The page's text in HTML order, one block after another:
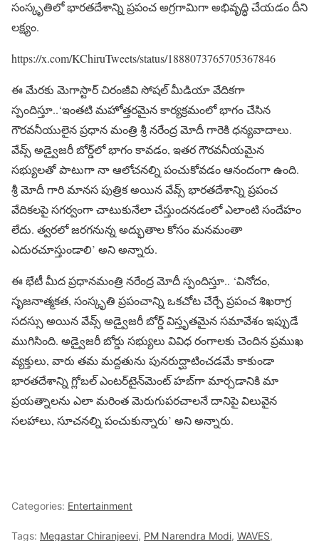
సంస్కృతిలో భారతదేశాన్ని ప్రపంచ అగ్రగామిగా అభివృద్ధి చేయడం దీని
లక్ష్యం.
https://x.com/KChiruTweets/status/1888073765705367846
ఈ మేరకు మెగాస్టార్ చిరంజీవి సోషల్ మీడియా వేదికగా
స్పందిస్తూ..‘ఇంతటి మహోత్తరమైన కార్యక్రమంలో భాగం చేసిన
గౌరవనీయులైన ప్రధాన మంత్రి శ్రీ నరేంద్ర మోదీ గారెకి ధన్యవాదాలు.
వేవ్స్ అడ్వైజరీ బోర్డ్‌లో భాగం కావడం, ఇతర గౌరవనీయమైన
సభ్యులతో పాటుగా నా ఆలోచనల్ని పంచుకోవడం ఆనందంగా ఉంది.
శ్రీ మోదీ గారి మానస పుత్రిక అయిన వేవ్స్ భారతదేశాన్ని ప్రపంచ
వేదికలపై సగర్వంగా చాటుకునేలా చేస్తుందనడంలో ఎలాంటి సందేహం
లేదు. త్వరలో జరగనున్న అద్భుతాల కోసం మనమంతా
ఎదురచూస్తుండాలి’ అని అన్నారు.
ఈ భేటీ మీద ప్రధానమంత్రి నరేంద్ర మోదీ స్పందిస్తూ.. ‘వినోదం,
సృజనాత్మకత, సంస్కృతి ప్రపంచాన్ని ఒకచోట చేర్చే ప్రపంచ శిఖరాగ్ర
సదస్సు అయిన వేవ్స్ అడ్వైజరీ బోర్డ్ విస్తృతమైన సమావేశం ఇప్పుడే
ముగిసింది. అడ్వైజరీ బోర్డు సభ్యులు వివిధ రంగాలకు చెందిన ప్రముఖ
వ్యక్తులు, వారు తమ మద్దతును పునరుద్ఘాటించడమే కాకుండా
భారతదేశాన్ని గ్లోబల్ ఎంటర్‌టైన్‌మెంట్ హబ్‌గా మార్చడానికి మా
ప్రయత్నాలను ఎలా మరింత మెరుగుపరచాలనే దానిపై విలువైన
సలహాలు, సూచనల్ని పంచుకున్నారు’ అని అన్నారు.
Categories: Entertainment
Tags: Megastar Chiranjeevi, PM Narendra Modi, WAVES,